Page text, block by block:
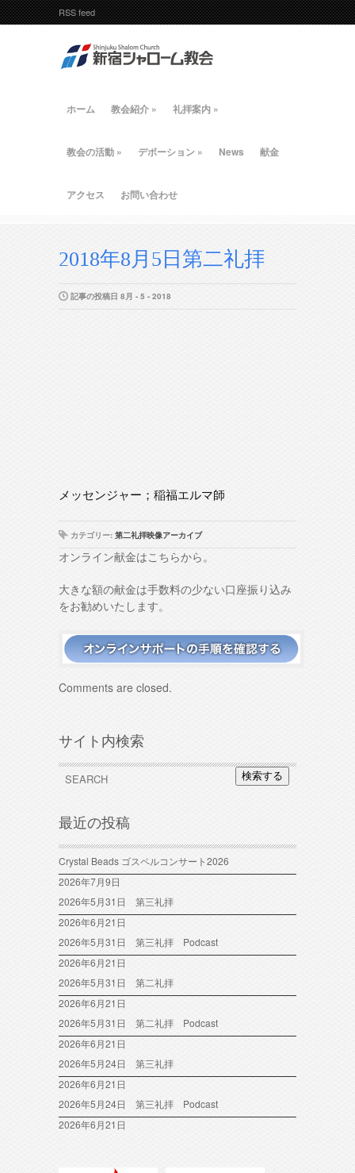
RSS feed
ホーム 教会紹介 » 礼拝案内 »
教会の活動 » デボーション » News 献金
アクセス お問い合わせ
2018年8月5日第二礼拝
記事の投稿日 8月 - 5 - 2018
メッセンジャー；稲福エルマ師
カテゴリー: 第二礼拝映像アーカイブ
オンライン献金はこちらから。
大きな額の献金は手数料の少ない口座振り込み
をお勧めいたします。
Comments are closed.
サイト内検索
検索する
最近の投稿
Crystal Beads ゴスペルコンサート2026
2026年7月9日
2026年5月31日 第三礼拝
2026年6月21日
2026年5月31日 第三礼拝 Podcast
2026年6月21日
2026年5月31日 第二礼拝
2026年6月21日
2026年5月31日 第二礼拝 Podcast
2026年6月21日
2026年5月24日 第三礼拝
2026年6月21日
2026年5月24日 第三礼拝 Podcast
2026年6月21日